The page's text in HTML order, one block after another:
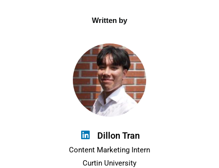
Written by
Dillon Tran
Content Marketing Intern
Curtin University